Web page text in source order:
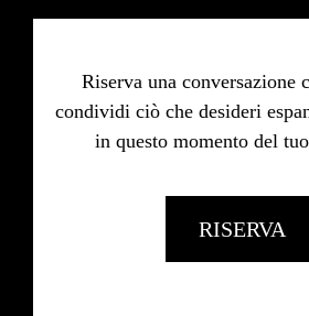
Riserva una conversazione
condividi ciò che desideri
in questo momento del
RISERVA